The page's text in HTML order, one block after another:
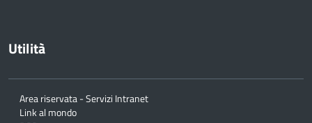
Utilità
Area riservata - Servizi Intranet
Link al mondo